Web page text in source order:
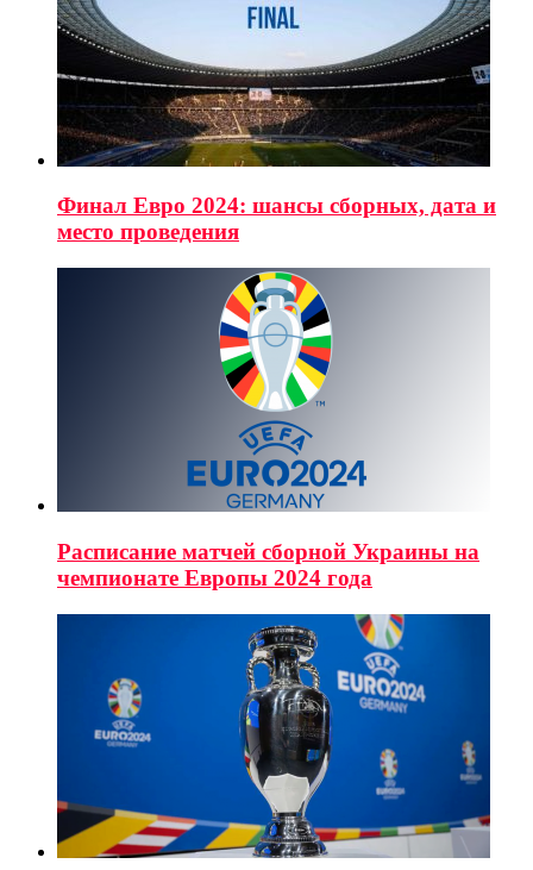
Финал Евро 2024: шансы сборных, дата и
место проведения
Расписание матчей сборной Украины на
чемпионате Европы 2024 года